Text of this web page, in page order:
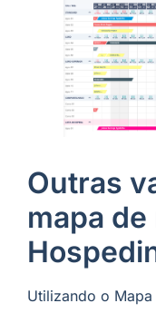
Outras
mapa
Utilizando o